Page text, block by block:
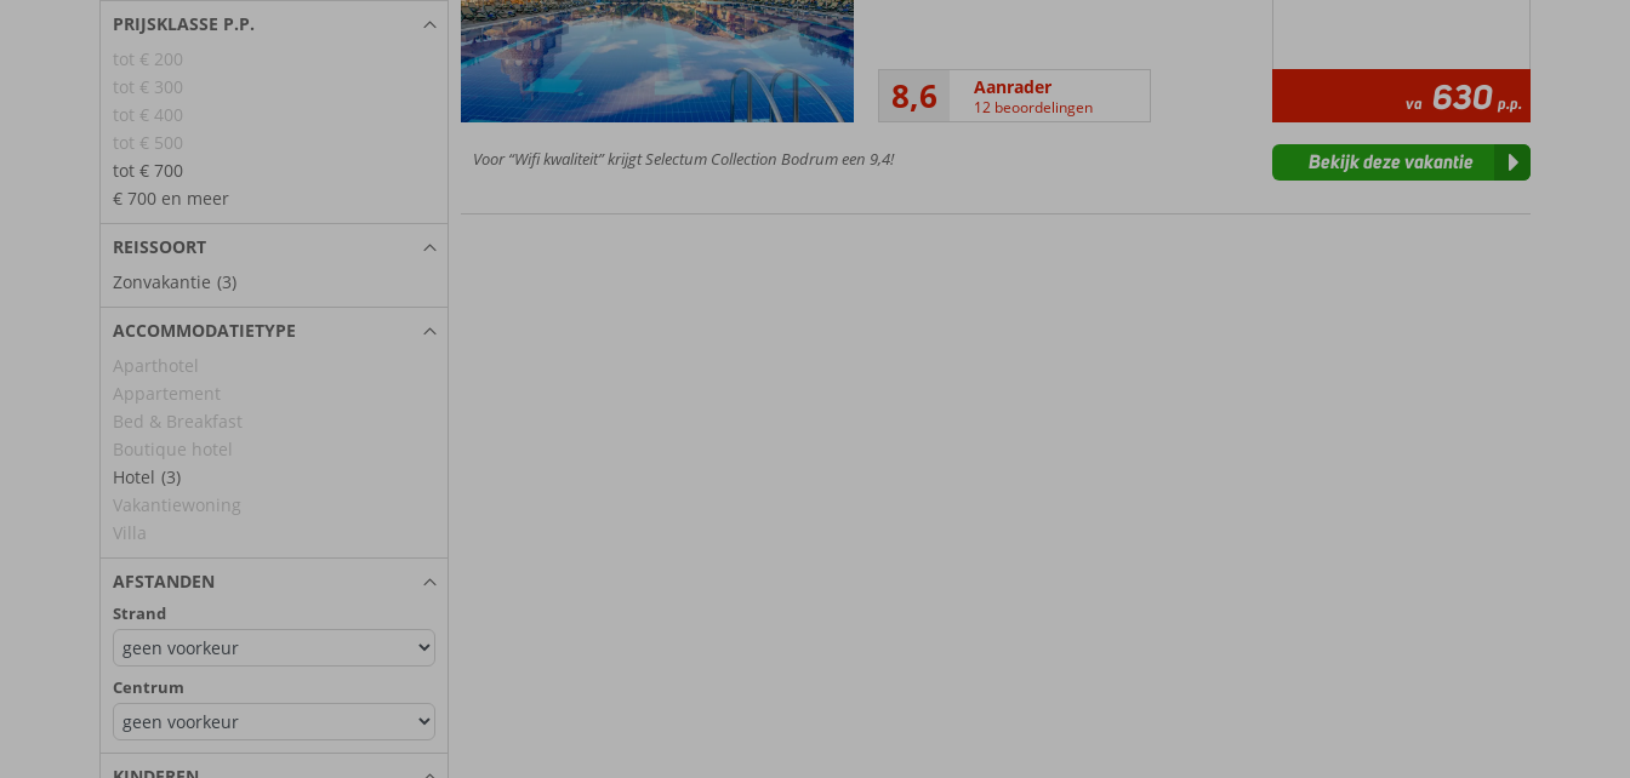
PRIJSKLASSE P.P.
tot € 200
tot € 300
tot € 400
tot € 500
tot € 700
€ 700 en meer
REISSOORT
Zonvakantie (3)
ACCOMMODATIETYPE
Aparthotel
Appartement
Bed & Breakfast
Boutique hotel
Hotel (3)
Vakantiewoning
Villa
AFSTANDEN
Strand
Centrum
8,6 Aanrader
12 beoordelingen va 630 p.p.
Voor “Wifi kwaliteit” krijgt Selectum Collection Bodrum een 9,4! Bekijk deze vakantie